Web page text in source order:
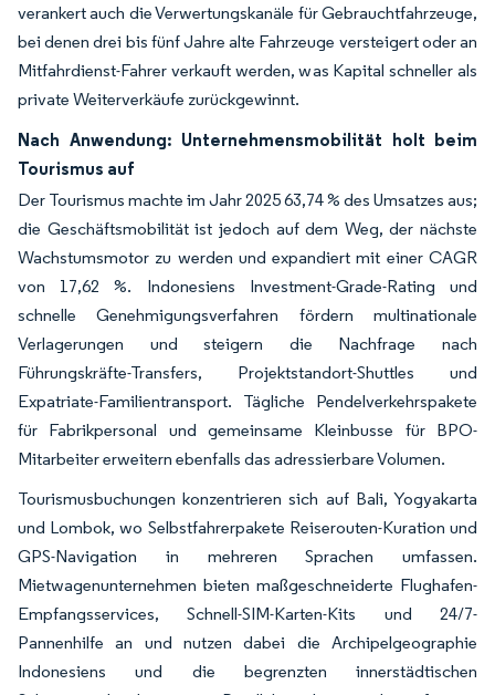
verankert auch die Verwertungskanäle für Gebrauchtfahrzeuge,
bei denen drei bis fünf Jahre alte Fahrzeuge versteigert oder an
Mitfahrdienst-Fahrer verkauft werden, was Kapital schneller als
private Weiterverkäufe zurückgewinnt.
Nach Anwendung: Unternehmensmobilität holt beim
Tourismus auf
Der Tourismus machte im Jahr 2025 63,74 % des Umsatzes aus;
die Geschäftsmobilität ist jedoch auf dem Weg, der nächste
Wachstumsmotor zu werden und expandiert mit einer CAGR
von 17,62 %. Indonesiens Investment-Grade-Rating und
schnelle Genehmigungsverfahren fördern multinationale
Verlagerungen und steigern die Nachfrage nach
Führungskräfte-Transfers, Projektstandort-Shuttles und
Expatriate-Familientransport. Tägliche Pendelverkehrspakete
für Fabrikpersonal und gemeinsame Kleinbusse für BPO-
Mitarbeiter erweitern ebenfalls das adressierbare Volumen.
Tourismusbuchungen konzentrieren sich auf Bali, Yogyakarta
und Lombok, wo Selbstfahrerpakete Reiserouten-Kuration und
GPS-Navigation in mehreren Sprachen umfassen.
Mietwagenunternehmen bieten maßgeschneiderte Flughafen-
Empfangsservices, Schnell-SIM-Karten-Kits und 24/7-
Pannenhilfe an und nutzen dabei die Archipelgeographie
Indonesiens und die begrenzten innerstädtischen